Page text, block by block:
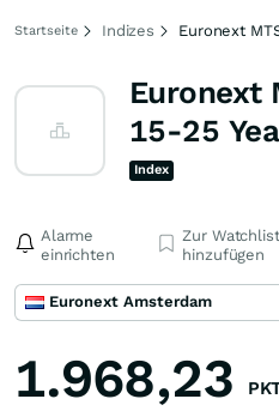
Startseite Indizes Euronext
Euronext
15-25
Index
Alarme
einrichten
Zur Watchlist
hinzufügen
Euronext Amsterdam
1.968,23